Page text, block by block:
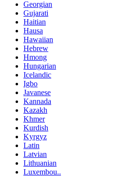
Georgian
Gujarati
Haitian
Hausa
Hawaiian
Hebrew
Hmong
Hungarian
Icelandic
Igbo
Javanese
Kannada
Kazakh
Khmer
Kurdish
Kyrgyz
Latin
Latvian
Lithuanian
Luxembou..